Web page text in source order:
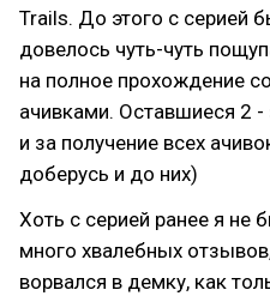
Trails. До этого с серией
довелось чуть-чуть
на полное прохождение
ачивками. Оставшиеся 2
и за получение всех
доберусь и до них)
Хоть с серией ранее я не
много хвалебных
ворвался в демку, как